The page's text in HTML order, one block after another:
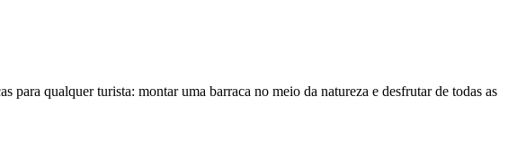
qualquer turista: montar uma barraca no meio da natureza e desfrutar de todas as